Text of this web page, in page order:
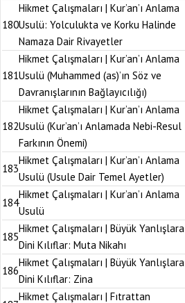
180
Hikmet Çalışmaları | Kur’an’ı Anlama
Usulü: Yolculukta ve Korku Halinde
Namaza Dair Rivayetler
181
Hikmet Çalışmaları | Kur’an’ı Anlama
Usulü (Muhammed (as)’ın Söz ve
Davranışlarının Bağlayıcılığı)
182
Hikmet Çalışmaları | Kur’an’ı Anlama
Usulü (Kur’an’ı Anlamada Nebi-Resul
Farkının Önemi)
183
Hikmet Çalışmaları | Kur’an’ı Anlama
Usulü (Usule Dair Temel Ayetler)
184
Hikmet Çalışmaları | Kur’an’ı Anlama
Usulü
185
Hikmet Çalışmaları | Büyük Yanlışlara
Dini Kılıflar: Muta Nikahı
186
Hikmet Çalışmaları | Büyük Yanlışlara
Dini Kılıflar: Zina
Hikmet Çalışmaları | Fıtrattan